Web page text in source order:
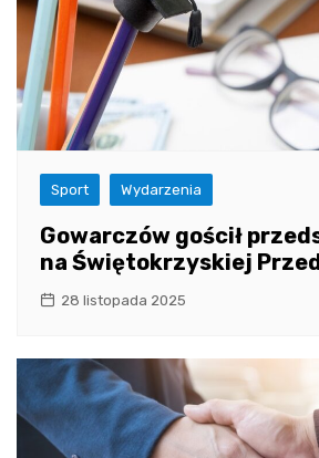
Sport Wydarzenia
Gowarczów gościł
na Świętokrzyskiej
28 listopada 2025